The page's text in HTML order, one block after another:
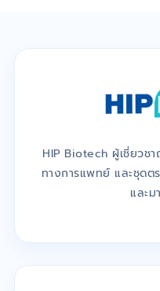
HIP Biotech ผู้เชี่ยวช
ทางการแพทย์ และชุดต
และม